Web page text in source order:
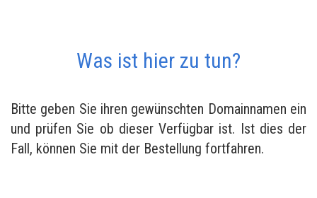
Was ist hier zu tun?
Bitte geben Sie ihren gewünschten Domainnamen ein
und prüfen Sie ob dieser Verfügbar ist. Ist dies der
Fall, können Sie mit der Bestellung fortfahren.